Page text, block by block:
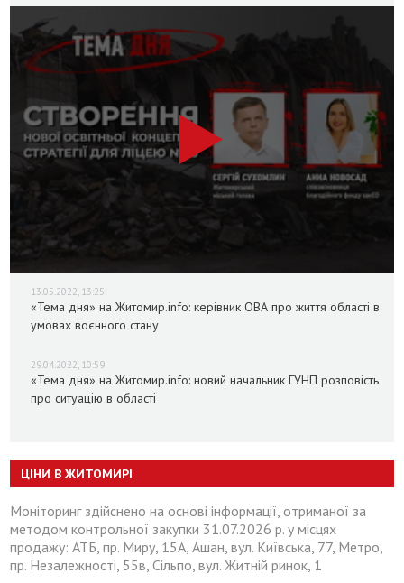
13.05.2022, 13:25
«Тема дня» на Житомир.info: керівник ОВА про життя області в
умовах воєнного стану
29.04.2022, 10:59
«Тема дня» на Житомир.info: новий начальник ГУНП розповість
про ситуацію в області
ЦІНИ В ЖИТОМИРІ
Моніторинг здійснено на основі інформації, отриманої за
методом контрольної закупки 31.07.2026 р. у місцях
продажу: АТБ, пр. Миру, 15А, Ашан, вул. Київська, 77, Метро,
пр. Незалежності, 55в, Сільпо, вул. Житній ринок, 1